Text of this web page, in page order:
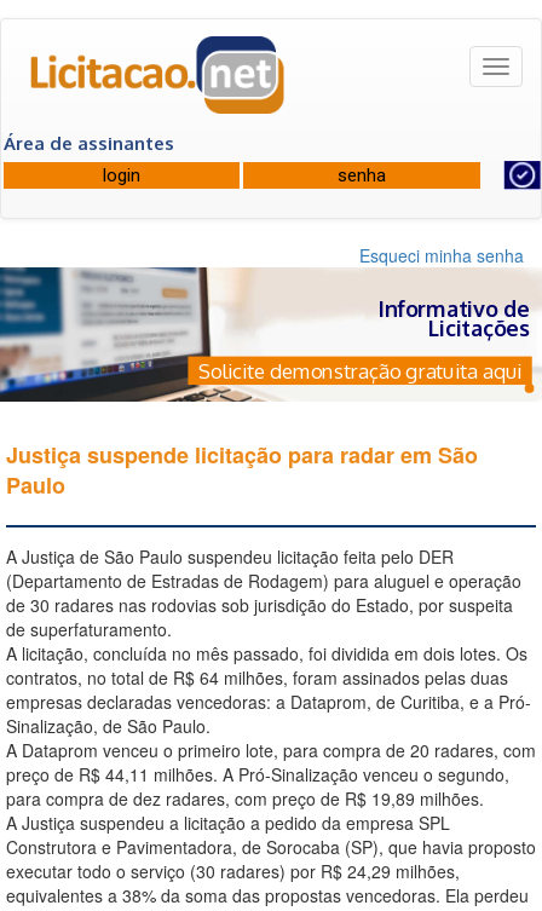
Área de assinantes
Esqueci minha senha
Informativo de
Licitações
Solicite demonstração gratuita aqui
Justiça suspende licitação para radar em São
Paulo
A Justiça de São Paulo suspendeu licitação feita pelo DER
(Departamento de Estradas de Rodagem) para aluguel e operação
de 30 radares nas rodovias sob jurisdição do Estado, por suspeita
de superfaturamento.
A licitação, concluída no mês passado, foi dividida em dois lotes. Os
contratos, no total de R$ 64 milhões, foram assinados pelas duas
empresas declaradas vencedoras: a Dataprom, de Curitiba, e a Pró-
Sinalização, de São Paulo.
A Dataprom venceu o primeiro lote, para compra de 20 radares, com
preço de R$ 44,11 milhões. A Pró-Sinalização venceu o segundo,
para compra de dez radares, com preço de R$ 19,89 milhões.
A Justiça suspendeu a licitação a pedido da empresa SPL
Construtora e Pavimentadora, de Sorocaba (SP), que havia proposto
executar todo o serviço (30 radares) por R$ 24,29 milhões,
equivalentes a 38% da soma das propostas vencedoras. Ela perdeu